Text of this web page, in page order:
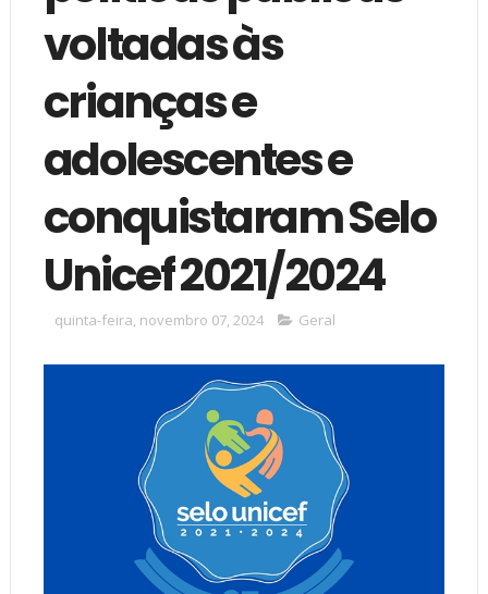
voltadas às
crianças e
adolescentes e
conquistaram Selo
Unicef 2021/2024
quinta-feira, novembro 07, 2024 Geral